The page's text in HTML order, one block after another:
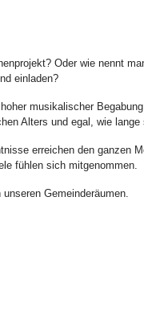
Oder wie nennt
einladen?
musikalischer
Alters und egal, wie lange
erreichen den ganzen
fühlen sich mitgenommen.
Gemeinderäumen.